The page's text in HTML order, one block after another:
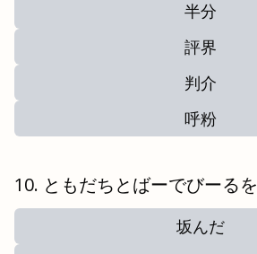
半分
評界
判介
呼粉
ともだちとばーでびーるを
坂んだ